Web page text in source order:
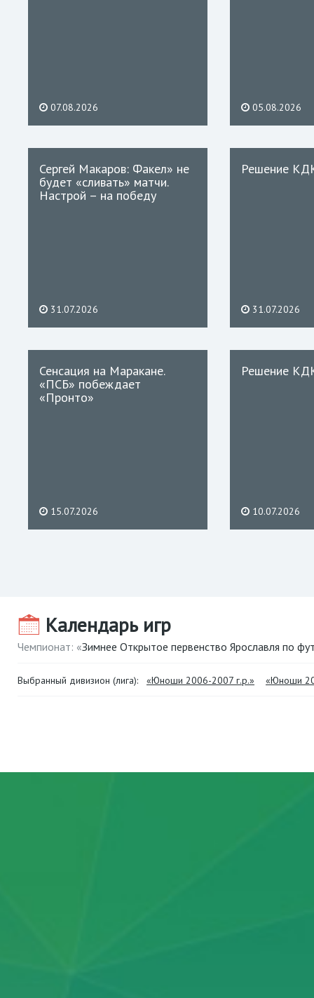
07.08.2026 05.08.2026
Сергей Макаров: Факел» не
будет «сливать» матчи.
Настрой – на победу
31.07.2026
Решение
31.07.2026
Сенсация на Маракане.
«ПСБ» побеждает
«Пронто»
15.07.2026
Решение
10.07.2026
Календарь игр
Чемпионат: «Зимнее Открытое первенство Ярославля по
Выбранный дивизион (лига): «Юноши 2006-2007 г.р.» «Юноши